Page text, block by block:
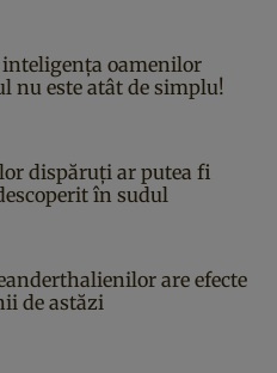
inteligența oamenilor
nu este atât de simplu!
dispăruți ar putea fi
în sudul
are efecte
de astăzi